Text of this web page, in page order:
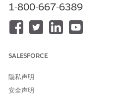
在取消选择时，策略作业会停止错
制），并遵守自动化规则（流、流
作中的数据完整性和可审计性。
过自动化的策略配置”，以强制所有
行。
1-800-667-6389
SALESFORCE
隐私声明
安全声明